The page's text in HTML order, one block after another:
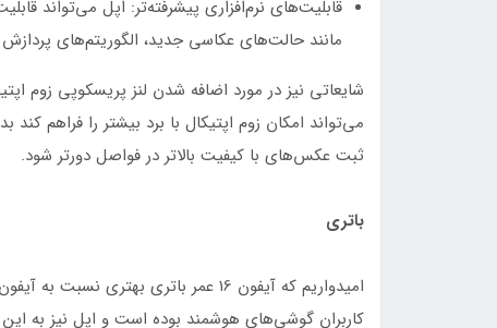
مانند حالت‌های عکاسی جدید، الگوریتم‌های
شایعاتی نیز در مورد اضافه شدن لنز پریسکوپی زوم
می‌تواند امکان زوم اپتیکال با برد بیشتر را فراهم
ثبت عکس‌های با کیفیت بالاتر در فواصل دورتر شود.
باتری
کاربران گوشی‌های هوشمند بوده است و اپل نیز به